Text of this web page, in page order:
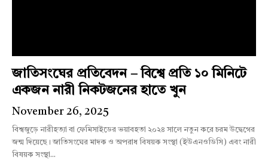
জাতিসংঘের প্রতিবেদন – বিশ্বে প্রতি ১০ মিনিটে
একজন নারী নিকটজনের হাতে খুন
November 26, 2025
বিশ্বজুড়ে নারীহত্যা বা ফেমিসাইডের ভয়াবহতা ২০২৪ সালে নতুন করে চরম উদ্বেগের
জন্ম দিয়েছে। জাতিসংঘের মাদক ও অপরাধ বিষয়ক সংস্থা (ইউএনওডিসি) এবং নারী
বিষয়ক সংস্থা...